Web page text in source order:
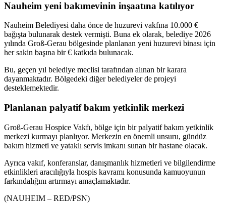
Nauheim yeni bakımevinin inşaatına katılıyor
Nauheim Belediyesi daha önce de huzurevi vakfına 10.000 €
bağışta bulunarak destek vermişti. Buna ek olarak, belediye 2026
yılında Groß-Gerau bölgesinde planlanan yeni huzurevi binası için
her sakin başına bir € katkıda bulunacak.
Bu, geçen yıl belediye meclisi tarafından alınan bir karara
dayanmaktadır. Bölgedeki diğer belediyeler de projeyi
desteklemektedir.
Planlanan palyatif bakım yetkinlik merkezi
Groß-Gerau Hospice Vakfı, bölge için bir palyatif bakım yetkinlik
merkezi kurmayı planlıyor. Merkezin en önemli unsuru, gündüz
bakım hizmeti ve yataklı servis imkanı sunan bir hastane olacak.
Ayrıca vakıf, konferanslar, danışmanlık hizmetleri ve bilgilendirme
etkinlikleri aracılığıyla hospis kavramı konusunda kamuoyunun
farkındalığını artırmayı amaçlamaktadır.
(NAUHEIM – RED/PSN)